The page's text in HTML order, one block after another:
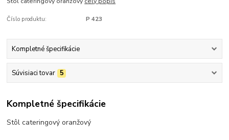
Číslo produktu: P 423
Kompletné špecifikácie
Súvisiaci tovar 5
Kompletné špecifikácie
Stôl cateringový oranžový